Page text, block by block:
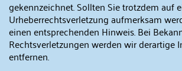
gekennzeichnet. Sollten Sie trotzdem auf
Urheberrechtsverletzung aufmerksam
einen entsprechenden Hinweis. Bei
Rechtsverletzungen werden wir derartige
entfernen.